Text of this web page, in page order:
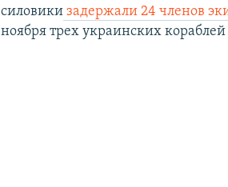
силовики задержали 24 членов
ноября трех украинских